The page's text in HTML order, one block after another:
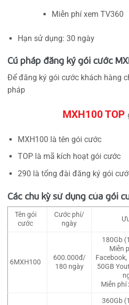
Miễn phí xem TV360
Hạn sử dụng: 30 ngày
Cú pháp đăng ký gói cước
Để đăng ký gói cước khách hàng
pháp
MXH100 TOP
MXH100 là tên gói cước
TOP là mã kích hoạt gói cước
290 là tổng đài đăng ký gói
Các chu kỳ sử dụng của gói
Tên gói
cước
Cước phí/
ngày
6MXH100
600.000đ/
180 ngày
180Gb
Miễn
Facebook,
50GB
Miễn phí
360Gb